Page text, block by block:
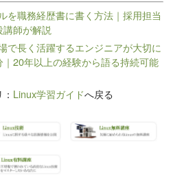
を職務経歴書に書く方法｜採用担当
師が解説
で長く活躍するエンジニアが大切に
20年以上の経験から語る持続可能
Linux学習ガイドへ戻る